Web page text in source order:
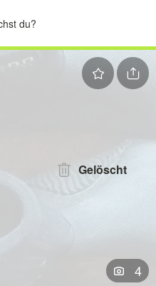
Gelöscht
4